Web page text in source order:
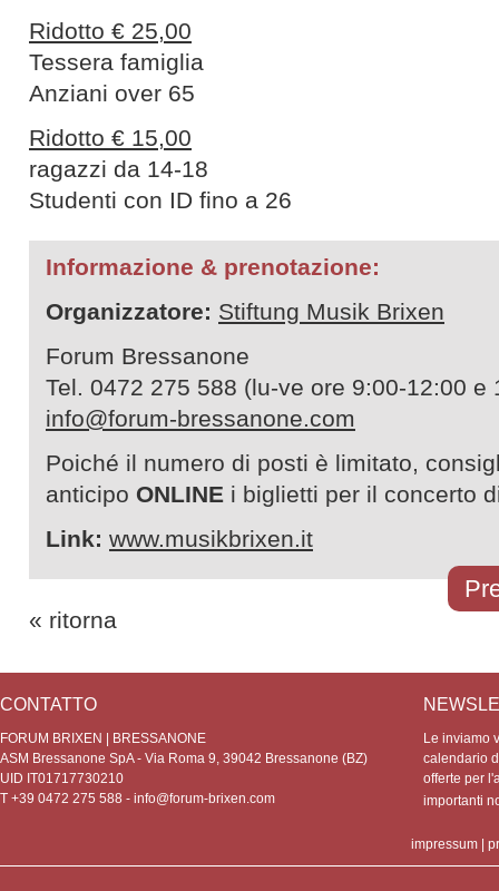
Ridotto € 25,00
Tessera famiglia
Anziani over 65
Ridotto € 15,00
ragazzi da 14-18
Studenti con ID fino a 26
Informazione & prenotazione:
Organizzatore: Stiftung Musik Brixen
Forum Bressanone
Tel. 0472 275 588 (lu-ve ore 9:00-12:00 e
info@forum-bressanone.com
Poiché il numero di posti è limitato,
anticipo ONLINE i biglietti per il concerto
Link: www.musikbrixen.it
« ritorna
CONTATTO
FORUM BRIXEN | BRESSANONE
ASM Bressanone SpA - Via Roma 9, 39042 Bressanone (BZ)
UID IT01717730210
T +39 0472 275 588 - info@forum-brixen.com
Le inviamo
calendario
offerte per
importanti
impressum